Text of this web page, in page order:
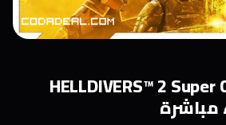
HELLDIVERS™ 2